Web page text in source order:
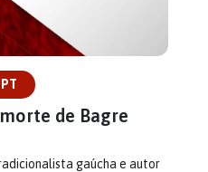
de Bagre
gaúcha e autor